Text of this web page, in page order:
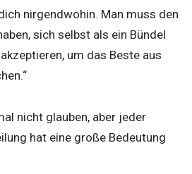
nirgendwohin. Man muss den
sich selbst als ein Bündel
um das Beste aus
nicht glauben, aber jeder
hat eine große Bedeutung